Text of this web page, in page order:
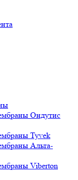
Ондутис
Tyvek
Альта-
Viberton